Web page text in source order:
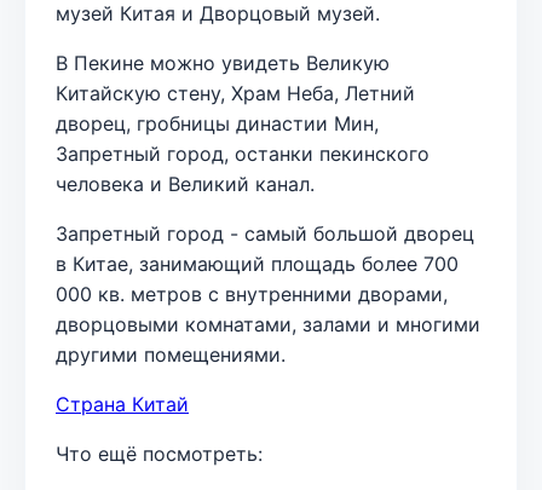
музей Китая и Дворцовый музей.
В Пекине можно увидеть Великую
Китайскую стену, Храм Неба, Летний
дворец, гробницы династии Мин,
Запретный город, останки пекинского
человека и Великий канал.
Запретный город - самый большой дворец
в Китае, занимающий площадь более 700
000 кв. метров с внутренними дворами,
дворцовыми комнатами, залами и многими
другими помещениями.
Страна Китай
Что ещё посмотреть: